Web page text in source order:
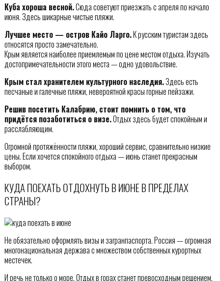
Куба хороша весной.Сюда советуют приезжать с апреля по начало
июня. Здесь шикарные чистые пляжи.
Лучшее место — остров Кайо Ларго.К русским туристам здесь
относятся просто замечательно.
Крым является наиболее приемлемым по цене местом отдыха. Изучать
достопримечательности этого места — одно удовольствие.
Крым стал хранителем культурного наследия.Здесь есть
песчаные и галечные пляжи, невероятной красы горные пейзажи.
Решив посетить Калабрию, стоит помнить о том, что
придётся позаботиться о визе.Отдых здесь будет спокойным и
расслабляющим.
Огромной протяжённости пляжи, хороший сервис, сравнительно низкие
цены. Если хочется спокойного отдыха — июнь станет прекрасным
выбором.
КУДА ПОЕХАТЬ ОТДОХНУТЬ В ИЮНЕ В ПРЕДЕЛАХ
СТРАНЫ?
Не обязательно оформлять визы и загранпаспорта. Россия — огромная
многонациональная держава с множеством собственных курортных
местечек.
И речь не только о море. Отдых в горах станет превосходным решением.